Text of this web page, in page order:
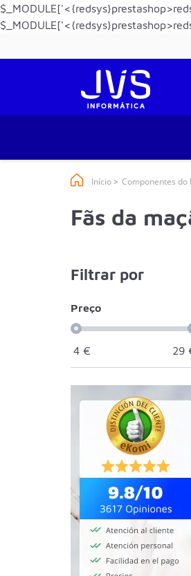
Início Componentes do
Fãs da
Filtrar por
Preço
4 € 29